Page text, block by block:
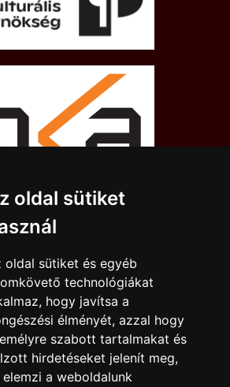
oldal sütiket
oldal sütiket és egyéb
technológiákat
hogy javítsa a
élményét, azzal hogy
szabott tartalmakat és
hirdetéseket jelenít meg,
elemzi a weboldalunk